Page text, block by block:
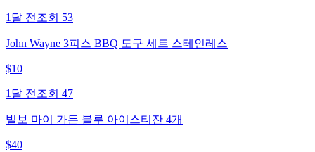
1달 전 조회 53
John Wayne 3피스 BBQ 도구 세트 스테인레스
$10
1달 전 조회 47
빌보 마이 가든 블루 아이스티잔 4개
$40